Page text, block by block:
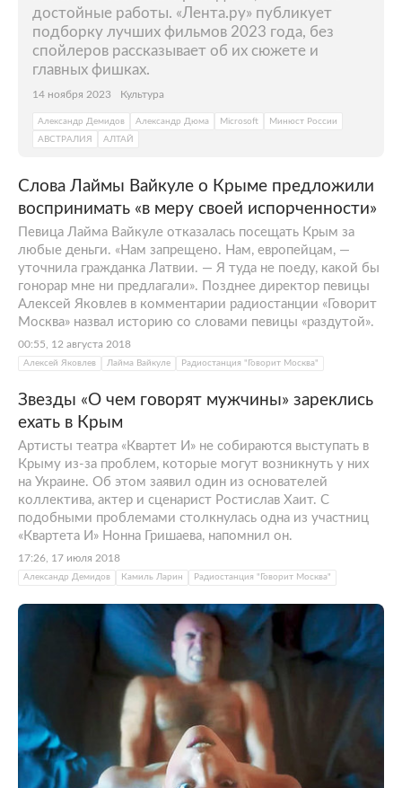
достойные работы. «Лента.ру» публикует
подборку лучших фильмов 2023 года, без
спойлеров рассказывает об их сюжете и
главных фишках.
14 ноября 2023 Культура
Александр Демидов Александр Дюма Microsoft
Минюст России
АВСТРАЛИЯ
АЛТАЙ
Слова Лаймы Вайкуле о Крыме предложили
воспринимать «в меру своей испорченности»
Певица Лайма Вайкуле отказалась посещать Крым за
любые деньги. «Нам запрещено. Нам, европейцам, —
уточнила гражданка Латвии. — Я туда не поеду, какой бы
гонорар мне ни предлагали». Позднее директор певицы
Алексей Яковлев в комментарии радиостанции «Говорит
Москва» назвал историю со словами певицы «раздутой».
00:55, 12 августа 2018
Алексей Яковлев Лайма Вайкуле Радиостанция "Говорит Москва"
Звезды «О чем говорят мужчины» зареклись
ехать в Крым
Артисты театра «Квартет И» не собираются выступать в
Крыму из-за проблем, которые могут возникнуть у них
на Украине. Об этом заявил один из основателей
коллектива, актер и сценарист Ростислав Хаит. С
подобными проблемами столкнулась одна из участниц
«Квартета И» Нонна Гришаева, напомнил он.
17:26, 17 июля 2018
Александр Демидов Камиль Ларин Радиостанция "Говорит Москва"